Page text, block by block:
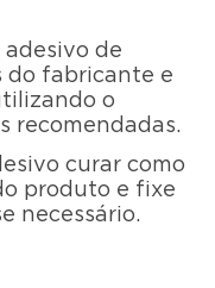
de
do fabricante e
o
recomendadas.
curar como
produto e fixe
necessário.